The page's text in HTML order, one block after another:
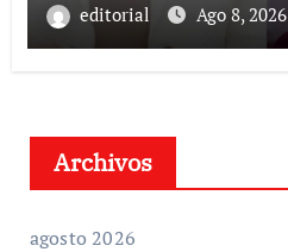
editorial Ago 8, 2026
Archivos
agosto 2026